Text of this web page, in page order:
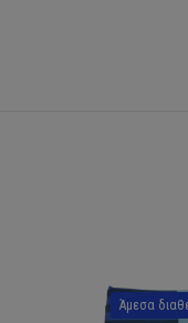
Άμεσα